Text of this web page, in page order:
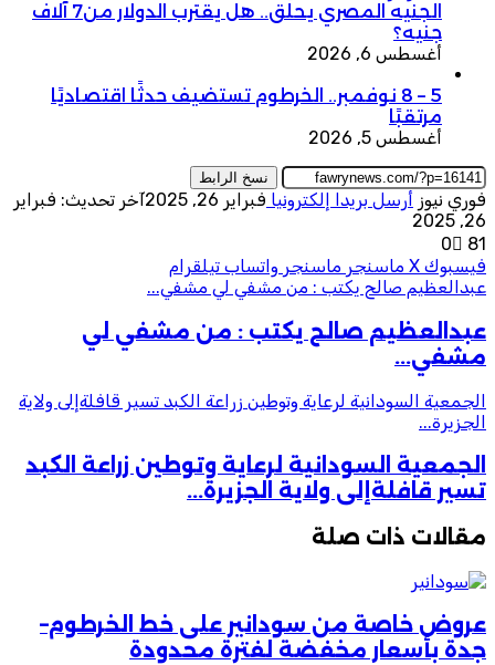
الجنيه المصري يحلّق.. هل يقترب الدولار من7 آلاف
جنيه؟
أغسطس 6, 2026
5 – 8 نوفمبر.. الخرطوم تستضيف حدثًا اقتصاديًا
مرتقبًا
أغسطس 5, 2026
نسخ الرابط
فوري نيوز أرسل بريدا إلكترونيا فبراير 26, 2025
آخر تحديث: فبراير
26, 2025
0
81
فيسبوك ‫X ماسنجر ماسنجر واتساب تيلقرام
عبدالعظيم صالح يكتب : من مشفي لي مشفي...
عبدالعظيم صالح يكتب : من مشفي لي
مشفي...
الجمعية السودانية لرعاية وتوطين زراعة الكبد تسير قافلةإلى ولاية
الجزيرة...
الجمعية السودانية لرعاية وتوطين زراعة الكبد
تسير قافلةإلى ولاية الجزيرة...
مقالات ذات صلة
عروض خاصة من سودانير على خط الخرطوم–
جدة بأسعار مخفضة لفترة محدودة